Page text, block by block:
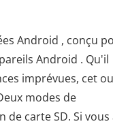
Android , conçu
Android . Qu'il
imprévues, cet
modes de
carte SD. Si vous